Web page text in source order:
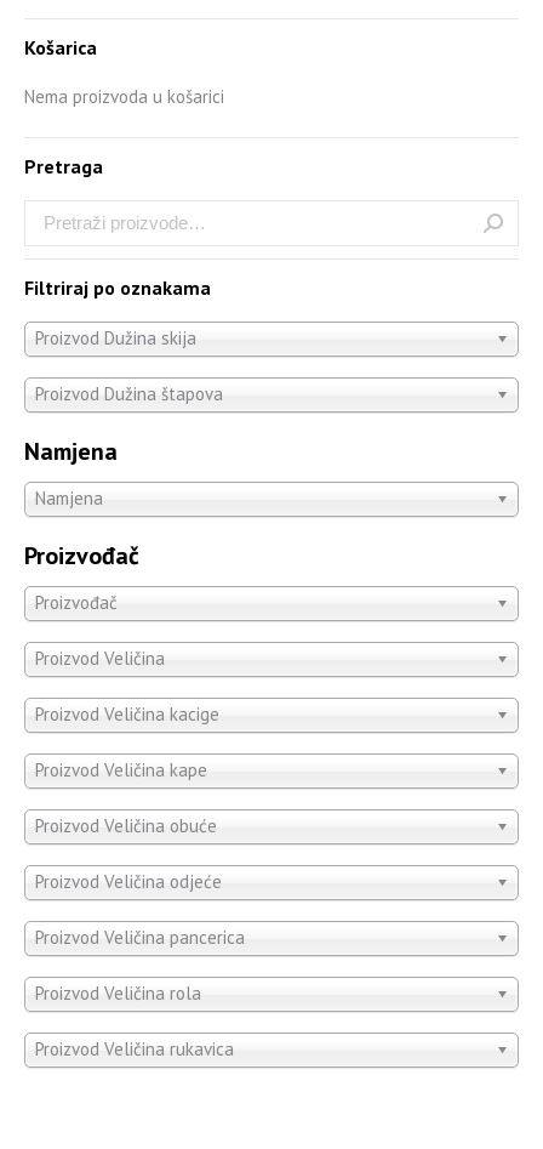
Košarica
Nema proizvoda u košarici
Pretraga
Filtriraj po oznakama
Proizvod Dužina skija
Proizvod Dužina štapova
Namjena
Namjena
Proizvođač
Proizvođač
Proizvod Veličina
Proizvod Veličina kacige
Proizvod Veličina kape
Proizvod Veličina obuće
Proizvod Veličina odjeće
Proizvod Veličina pancerica
Proizvod Veličina rola
Proizvod Veličina rukavica